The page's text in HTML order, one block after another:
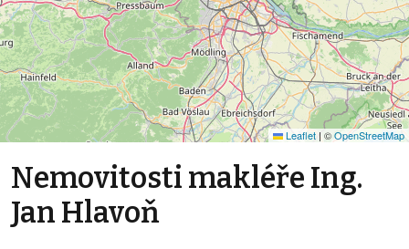
Leaflet | ©OpenStreetMap
Nemovitosti makléře Ing.
Jan Hlavoň